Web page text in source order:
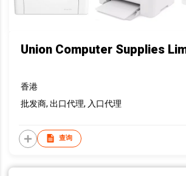
Union Computer Supplies
香港
批发商, 出口代理, 入口代理
查询